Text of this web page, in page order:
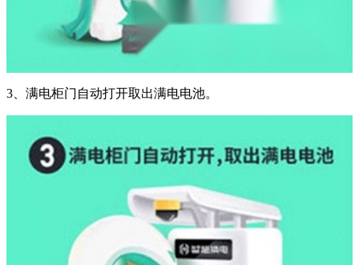
3、满电柜门自动打开取出满电电池。